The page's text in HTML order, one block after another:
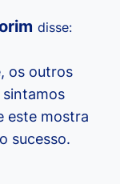
disse:
os outros
este mostra
sucesso.